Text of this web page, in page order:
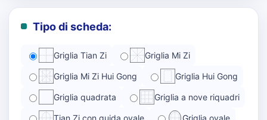
Tipo di scheda:
Griglia Tian Zi Griglia Mi Zi
Griglia Mi Zi Hui Gong Griglia Hui Gong
Griglia quadrata Griglia a nove riquadri
Tian Zi con guida ovale Griglia ovale